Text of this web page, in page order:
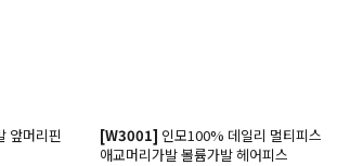
앞머리핀
[W3001] 인모100% 데일리 멀티피스
애교머리가발 볼륨가발 헤어피스